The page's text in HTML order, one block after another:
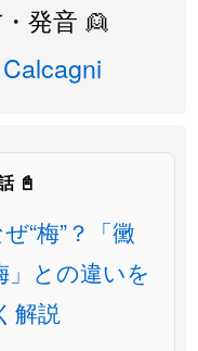
発音 👱
Calcagni
📓
“梅”？「黴
」との違いを
解説